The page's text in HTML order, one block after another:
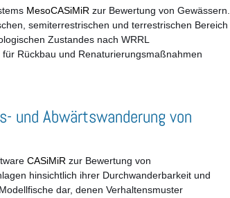
MesoCASiMiR zur Bewertung von Gewässern.
semiterrestrischen und terrestrischen Bereich
Zustandes nach WRRL
Rückbau und Renaturierungsmaßnahmen
und Abwärtswanderung von
CASiMiR zur Bewertung von
hinsichtlich ihrer Durchwanderbarkeit und
dar, denen Verhaltensmuster